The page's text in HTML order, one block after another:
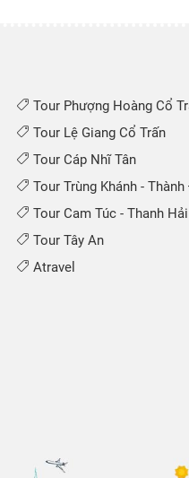
Tour Phượng Hoàng Cổ
Tour Lệ Giang Cổ Trấn
Tour Cáp Nhĩ Tân
Tour Trùng Khánh -
Tour Cam Túc - Thanh Hải
Tour Tây An
Atravel